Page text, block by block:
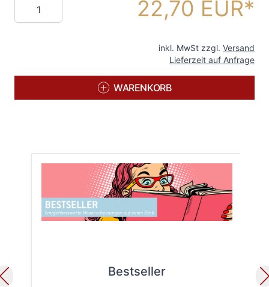
22,70 EUR
inkl. MwSt zzgl. Versand
Lieferzeit auf Anfrage
WARENKORB
Bestseller